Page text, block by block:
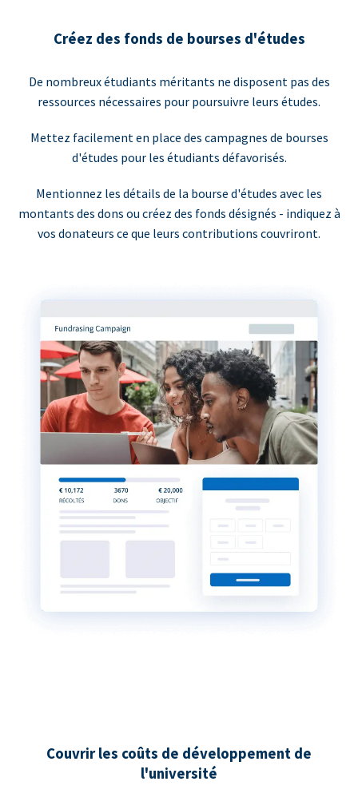
Créez des fonds de bourses d'études
De nombreux étudiants méritants ne disposent pas des
ressources nécessaires pour poursuivre leurs études.
Mettez facilement en place des campagnes de bourses
d'études pour les étudiants défavorisés.
Mentionnez les détails de la bourse d'études avec les
montants des dons ou créez des fonds désignés - indiquez à
vos donateurs ce que leurs contributions couvriront.
Couvrir les coûts de développement de
l'université